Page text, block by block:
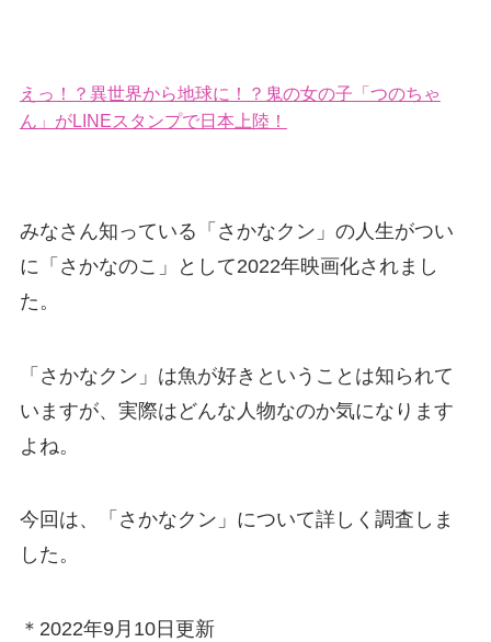
えっ！？異世界から地球に！？鬼の女の子「つのちゃ
ん」がLINEスタンプで日本上陸！
みなさん知っている「さかなクン」の人生がつい
に「さかなのこ」として2022年映画化されまし
た。
「さかなクン」は魚が好きということは知られて
いますが、実際はどんな人物なのか気になります
よね。
今回は、「さかなクン」について詳しく調査しま
した。
＊2022年9月10日更新